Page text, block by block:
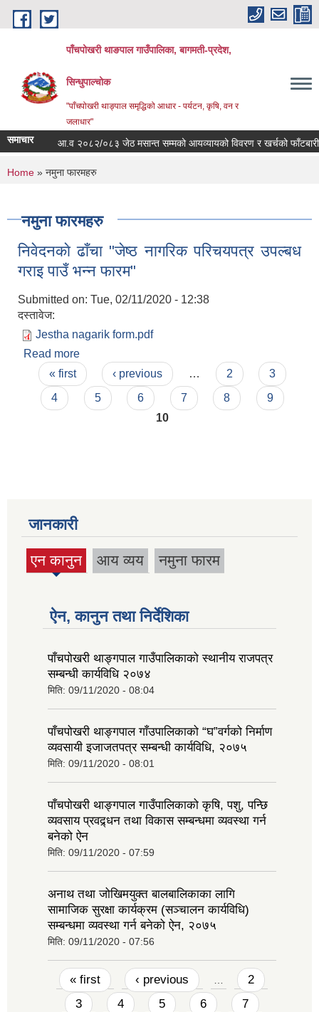
Skip to main content
पाँचपोखरी थाङपाल गाउँपालिका, बागमती-प्रदेश,
सिन्धुपाल्चोक
"पाँचपोखरी थाङ्पाल समृद्धिको आधार - पर्यटन, कृषि, वन र
जलाधार"
समाचार आ.व २०८२/०८३ जेठ मसान्त सम्मको आयव्यायको विवरण र खर्चको फाँटबारी ।
You are here
Home » नमुना फारमहरु
नमुना फारमहरु
निवेदनकाे ढाँचा "जेष्ठ नागरिक परिचयपत्र उपल्बध
गराइ पाउँ भन्न फारम"
Submitted on: Tue, 02/11/2020 - 12:38
दस्तावेज:
Jestha nagarik form.pdf
Read more
गराइ पाउँ भन्न फारम"
Pages
« first ‹ previous … 2
3
4
5 6 7 8
9
10
जानकारी
एन कानुन
(active
आय व्यय नमुना फारम
ऐन, कानुन तथा निर्देशिका
पाँचपोखरी थाङ्गपाल गाउँपालिकाको स्थानीय राजपत्र
सम्बन्धी कार्यविधि २०७४
मिति: 09/11/2020 - 08:04
पाँचपोखरी थाङ्गपाल गाँउपालिकाको “घ”वर्गको निर्माण
व्यवसायी इजाजतपत्र सम्बन्धी कार्यविधि, २०७५
मिति: 09/11/2020 - 08:01
पाँचपोखरी थाङ्गपाल गाउँपालिकाको कृषि, पशु, पन्छि
व्यवसाय प्रवद्र्धन तथा विकास सम्बन्धमा व्यवस्था गर्न
बनेको ऐन
मिति: 09/11/2020 - 07:59
अनाथ तथा जोखिमयुक्त बालबालिकाका लागि
सामाजिक सुरक्षा कार्यक्रम (सञ्चालन कार्यविधि)
सम्बन्धमा व्यवस्था गर्न बनेको ऐन, २०७५
मिति: 09/11/2020 - 07:56
Pages
« first ‹ previous …
2
3
4 5 6
7